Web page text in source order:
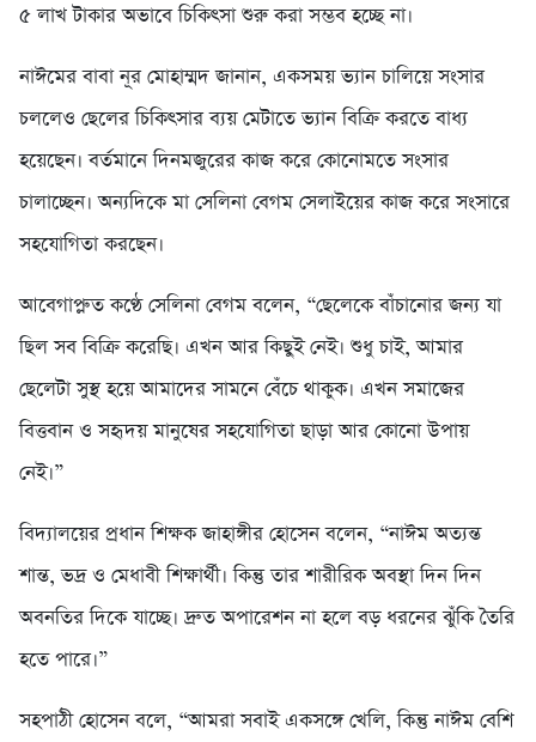
৫ লাখ টাকার অভাবে চিকিৎসা শুরু করা সম্ভব হচ্ছে না।
নাঈমের বাবা নূর মোহাম্মদ জানান, একসময় ভ্যান চালিয়ে সংসার
চললেও ছেলের চিকিৎসার ব্যয় মেটাতে ভ্যান বিক্রি করতে বাধ্য
হয়েছেন। বর্তমানে দিনমজুরের কাজ করে কোনোমতে সংসার
চালাচ্ছেন। অন্যদিকে মা সেলিনা বেগম সেলাইয়ের কাজ করে সংসারে
সহযোগিতা করছেন।
আবেগাপ্লুত কণ্ঠে সেলিনা বেগম বলেন, “ছেলেকে বাঁচানোর জন্য যা
ছিল সব বিক্রি করেছি। এখন আর কিছুই নেই। শুধু চাই, আমার
ছেলেটা সুস্থ হয়ে আমাদের সামনে বেঁচে থাকুক। এখন সমাজের
বিত্তবান ও সহৃদয় মানুষের সহযোগিতা ছাড়া আর কোনো উপায়
নেই।”
বিদ্যালয়ের প্রধান শিক্ষক জাহাঙ্গীর হোসেন বলেন, “নাঈম অত্যন্ত
শান্ত, ভদ্র ও মেধাবী শিক্ষার্থী। কিন্তু তার শারীরিক অবস্থা দিন দিন
অবনতির দিকে যাচ্ছে। দ্রুত অপারেশন না হলে বড় ধরনের ঝুঁকি তৈরি
হতে পারে।”
সহপাঠী হোসেন বলে, “আমরা সবাই একসঙ্গে খেলি, কিন্তু নাঈম বেশি